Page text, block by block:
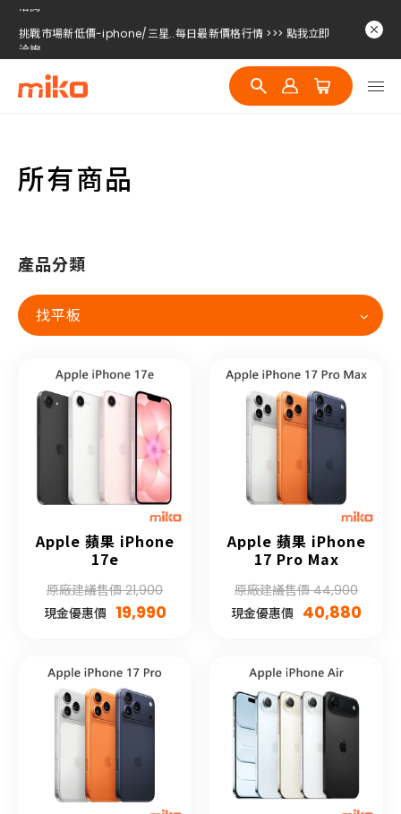
洽詢
挑戰市場新低價-iphone/三星..每日最新價格行情 >>> 點我立即
洽詢
挑戰市場新低價-iphone/三星..每日最新價格行情 >>> 點我立即
洽詢
所有商品
產品分類
找平板
Apple 蘋果 iPhone
17e
原廠建議售價 21,900
現金優惠價 19,990
Apple 蘋果 iPhone
17 Pro Max
原廠建議售價 44,900
現金優惠價 40,880